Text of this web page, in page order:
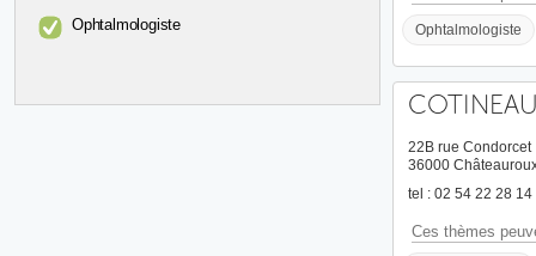
Ophtalmologiste Ophtalmologiste
22B rue Condorcet
36000
tel : 02 54 22 28 14
Ces thèmes